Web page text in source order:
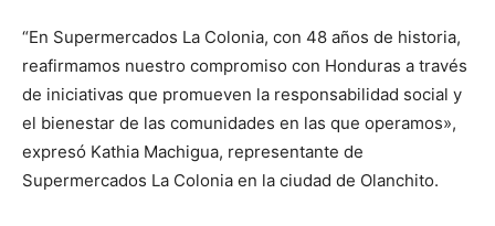
“En Supermercados La Colonia, con 48 años de historia,
reafirmamos nuestro compromiso con Honduras a través
de iniciativas que promueven la responsabilidad social y
el bienestar de las comunidades en las que operamos»,
expresó Kathia Machigua, representante de
Supermercados La Colonia en la ciudad de Olanchito.